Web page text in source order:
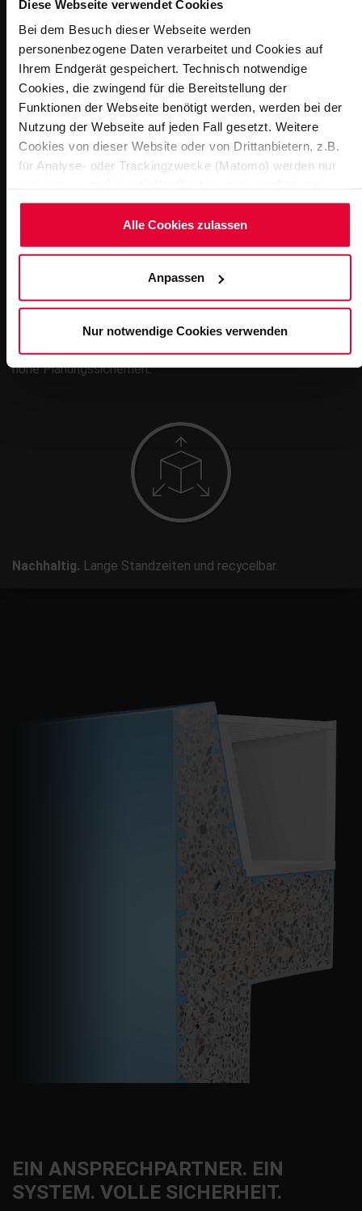
Diese Webseite verwendet Cookies
Bei dem Besuch dieser Webseite werden
personenbezogene Daten verarbeitet und Cookies auf
Ihrem Endgerät gespeichert. Technisch notwendige
Cookies, die zwingend für die Bereitstellung der
Funktionen der Webseite benötigt werden, werden bei der
Nutzung der Webseite auf jeden Fall gesetzt. Weitere
Cookies von dieser Website oder von Drittanbietern, z.B.
für Analyse- oder Trackingzwecke (Matomo) werden nur
Möchten Sie dies nicht, klicken Sie bitte auf "Nur
notwendige Cookies verwenden". Mehr dazu
(einschließlich der Möglichkeit, die Einwilligungserklärung
Cookie-Hinweis(Link im Fuß der Website) bzw.
derDatenschutzerklärung.
Alle Cookies zulassen
Anpassen
Nur notwendige Cookies verwenden
Robust.Unempfindlich gegenüber Frost, Chlor, Sole und
Vandalismus.
hohe Planungssicherheit.
Nachhaltig. Lange Standzeiten und recycelbar.
EIN ANSPRECHPARTNER. EIN
SYSTEM. VOLLE SICHERHEIT.